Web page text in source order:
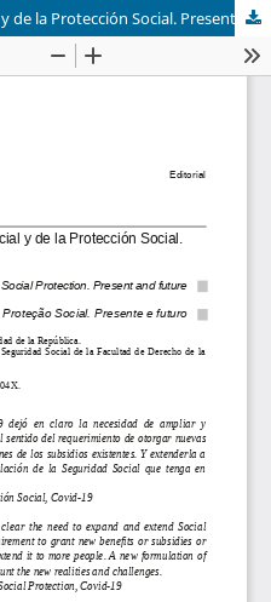
Desafíos de la Seguridad Social y de la Protección Social. Presente y futuro